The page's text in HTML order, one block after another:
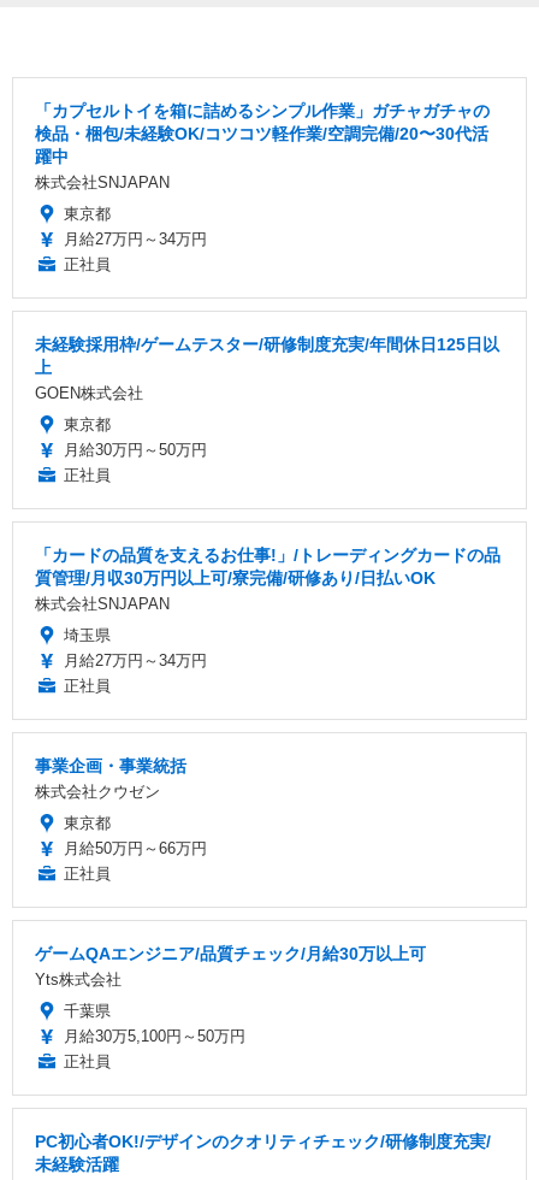
「カプセルトイを箱に詰めるシンプル作業」ガチャガチャの
検品・梱包/未経験OK/コツコツ軽作業/空調完備/20〜30代活
躍中
株式会社SNJAPAN
東京都
月給27万円～34万円
正社員
未経験採用枠/ゲームテスター/研修制度充実/年間休日125日以
上
GOEN株式会社
東京都
月給30万円～50万円
正社員
「カードの品質を支えるお仕事!」/トレーディングカードの品
質管理/月収30万円以上可/寮完備/研修あり/日払いOK
株式会社SNJAPAN
埼玉県
月給27万円～34万円
正社員
事業企画・事業統括
株式会社クウゼン
東京都
月給50万円～66万円
正社員
ゲームQAエンジニア/品質チェック/月給30万以上可
Yts株式会社
千葉県
月給30万5,100円～50万円
正社員
PC初心者OK!/デザインのクオリティチェック/研修制度充実/
未経験活躍